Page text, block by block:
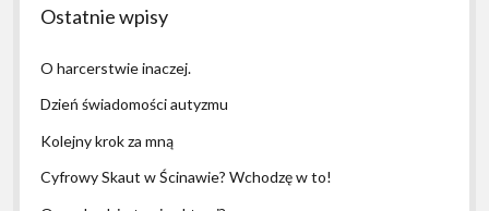
Ostatnie wpisy
O harcerstwie inaczej.
Dzień świadomości autyzmu
Kolejny krok za mną
Cyfrowy Skaut w Ścinawie? Wchodzę w to!